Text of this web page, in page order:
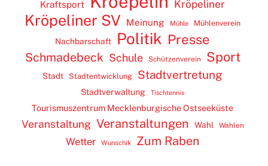
Kraftsport
Kröpeliner
Kröpeliner SV Meinung Mühle Mühlenverein
Nachbarschaft Politik Presse
Schmadebeck Schule Schützenverein Sport
Stadt Stadtentwicklung Stadtvertretung
Stadtverwaltung Tischtennis
Tourismuszentrum Mecklenburgische Ostseeküste
Veranstaltung Veranstaltungen Wahl Wahlen
Wetter Wunschik Zum Raben